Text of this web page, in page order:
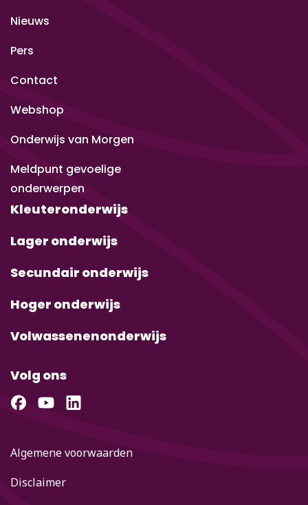
Nieuws
Pers
Contact
Webshop
Onderwijs van Morgen
Meldpunt gevoelige
onderwerpen
Kleuteronderwijs
Lager onderwijs
Secundair onderwijs
Hoger onderwijs
Volwassenenonderwijs
Volg ons
Algemene voorwaarden
Disclaimer